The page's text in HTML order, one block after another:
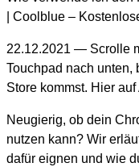
| Coolblue –
22.12.2021 — Scrolle
Touchpad nach unten,
Store kommst. Hier
Neugierig, ob dein
nutzen kann? Wir
dafür eignen und wie